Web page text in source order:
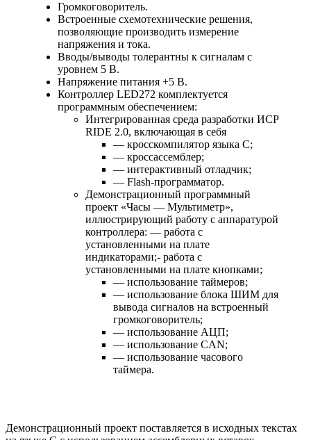
Громкоговоритель.
Встроенные схемотехнические решения,
позволяющие производить измерение
напряжения и тока.
Вводы/выводы толерантны к сигналам с
уровнем 5 B.
Напряжение питания +5 В.
Контроллер LED272 комплектуется
программным обеспечением:
Интегрированная среда разработки ИСР
RIDE 2.0, включающая в себя
— кросскомпилятор языка С;
— кроссассемблер;
— интерактивный отладчик;
— Flash-программатор.
Демонстрационный программный
проект «Часы — Мультиметр»,
иллюстрирующий работу с аппаратурой
контроллера: — работа с
установленными на плате
индикаторами;- работа с
установленными на плате кнопками;
— использование таймеров;
— использование блока ШИМ для
вывода сигналов на встроенный
громкоговоритель;
— использование АЦП;
— использование CAN;
— использование часового
таймера.
Демонстрационный проект поставляется в исходных текстах